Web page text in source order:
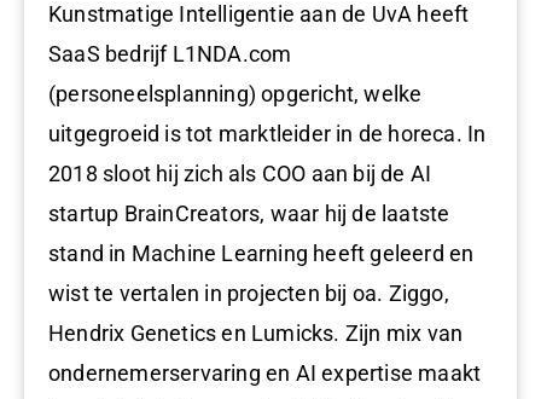
Kunstmatige Intelligentie aan de UvA heeft
SaaS bedrijf L1NDA.com
(personeelsplanning) opgericht, welke
uitgegroeid is tot marktleider in de horeca. In
2018 sloot hij zich als COO aan bij de AI
startup BrainCreators, waar hij de laatste
stand in Machine Learning heeft geleerd en
wist te vertalen in projecten bij oa. Ziggo,
Hendrix Genetics en Lumicks. Zijn mix van
ondernemerservaring en AI expertise maakt